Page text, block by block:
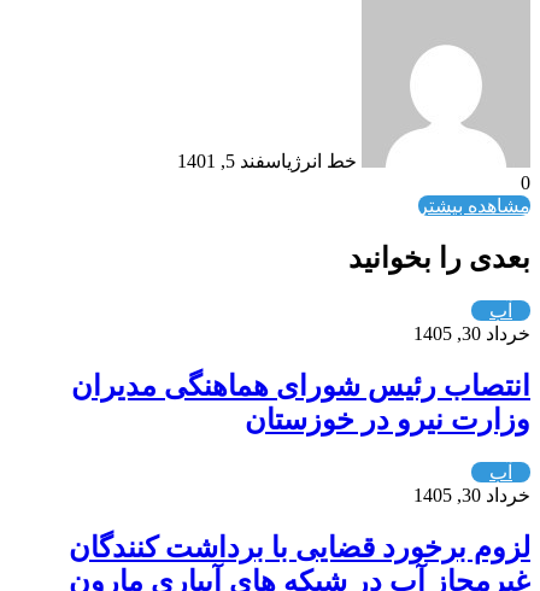
خط انرژیاسفند 5, 1401
0
مشاهده بیشتر
بعدی را بخوانید
آب
خرداد 30, 1405
انتصاب رئیس شورای هماهنگی مدیران
وزارت نیرو در خوزستان
آب
خرداد 30, 1405
لزوم برخورد قضایی با برداشت کنندگان
غیرمجاز آب در شبکه های آبیاری مارون